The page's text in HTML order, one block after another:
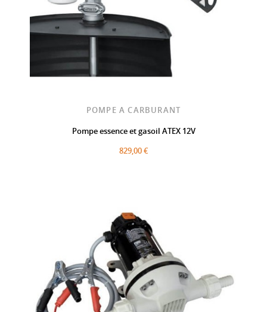
POMPE A CARBURANT
Pompe essence et gasoil ATEX 12V
829,00 €